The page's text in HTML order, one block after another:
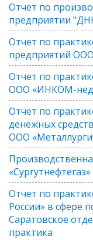
Отчет по
предприятии
Отчет по
предприятий
Отчет по
ООО «ИНКОМ-
Отчет по
денежных
ООО
«Сургутнефтегаз»
Отчет по
России» в сфере
Саратовское
практика